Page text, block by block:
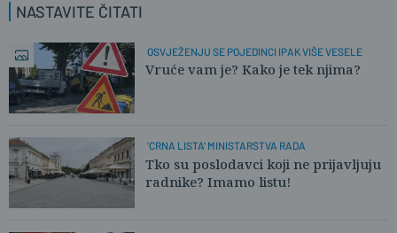
NASTAVITE ČITATI
OSVJEŽENJU SE POJEDINCI IPAK VIŠE VESELE
Vruće vam je? Kako je tek njima?
'CRNA LISTA' MINISTARSTVA RADA
Tko su poslodavci koji ne prijavljuju
radnike? Imamo listu!